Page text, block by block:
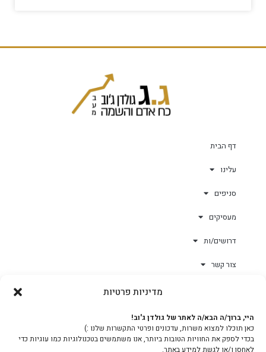
מדיניות פרטיות
היי, ברוך/ה הבא/ה לאתר של גולדן ג'וב!
כאן תוכלו למצוא משרות, עדכונים ופרטי התקשרות שלנו :)
בכדי לספק את החוויות הטובות ביותר, אנו משתמשים בטכנולוגיות כמו עוגיות כדי
לאחסן ו/או לגשת למידע באתר.
דף הבית
עלינו
סניפים
מעסיקים
דרושים/ות
צור קשר
צוות